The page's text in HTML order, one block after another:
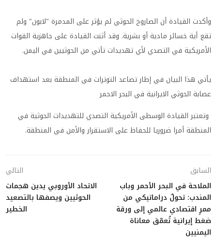
وأكدت القيادة أن الصاروخ الحوثي لم يؤثر على المدمرة "لابون" ولم
تقع أية خسائر مادية أو بشرية. وقد أثنت القيادة على جاهزية القوات
الأمريكية في التصدي لأي تهديدات تأتي من الحوثيين في اليمن.
يأتي هذا البيان في إطار تصاعد التوترات في المنطقة بعد استهداف
عصابة الحوثي الايرانية في البحر الاحمر
وتعتبر القيادة الوسطى الأمريكية التصدي للتهديدات الحوثية في
المنطقة أمرا ضروريا للحفاظ على الاستقرار والأمن في المنطقة.
السابق
الملاحة في البحر الأحمر وباب
المندب: تحولٌ دراماتيكي من
ممرٍ اقتصادي عالمي إلى ورقة
ضغط إيرانية تُعمّق معاناة
اليمنيين
التالي
الاتحاد الأوروبي يدين هجمات
الحوثيين ويصفها بالتصعيد
الخطير